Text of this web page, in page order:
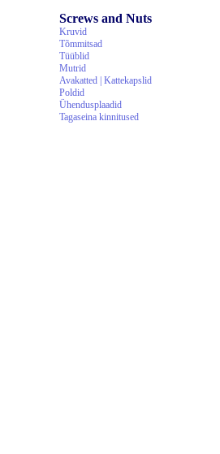
Screws and Nuts
Kruvid
Tõmmitsad
Tüüblid
Mutrid
Avakatted | Kattekapslid
Poldid
Ühendusplaadid
Tagaseina kinnitused